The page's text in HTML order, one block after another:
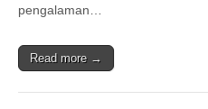
pengalaman…
Read more →